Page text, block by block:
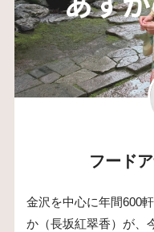
フード
金沢を中心に年間600
か（長坂紅翠香）が、